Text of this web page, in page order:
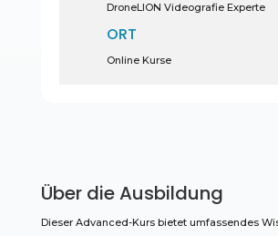
DroneLION Videografie Experte
ORT
Online Kurse
Über die Ausbildung
Dieser Advanced-Kurs bietet umfassendes